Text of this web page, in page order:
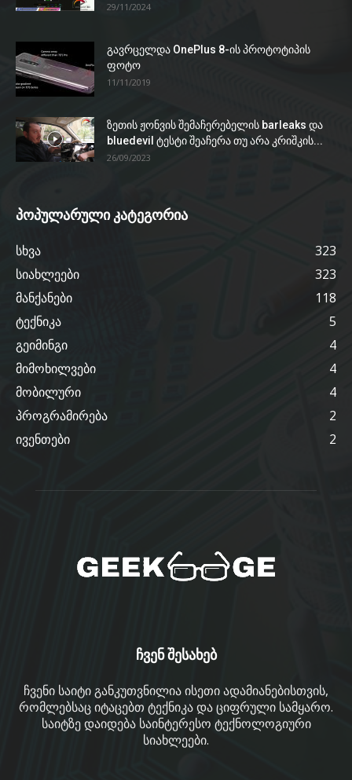
29/11/2024
გავრცელდა OnePlus 8-ის პროტოტიპის
ფოტო
11/11/2019
ზეთის ჟონვის შემაჩერებელის barleaks და
bluedevil ტესტი შეაჩერა თუ არა კრიშკის...
26/09/2023
პოპულარული კატეგორია
სხვა
323
სიახლეები
323
მანქანები
118
ტექნიკა
5
გეიმინგი
4
მიმოხილვები
4
მობილური
4
პროგრამირება
2
ივენთები
2
ჩვენ შესახებ
ჩვენი საიტი განკუთვნილია ისეთი ადამიანებისთვის,
რომლებსაც იტაცებთ ტექნიკა და ციფრული სამყარო.
საიტზე დაიდება საინტერესო ტექნოლოგიური
სიახლეები.